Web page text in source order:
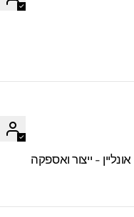
- ייצור ואספקה